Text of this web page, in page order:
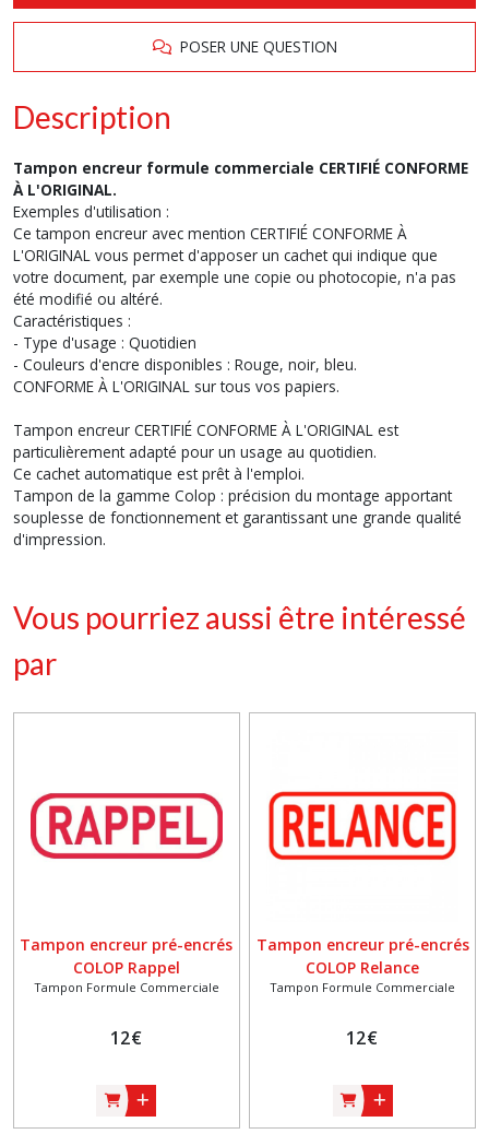
POSER UNE QUESTION
Description
Tampon encreur formule commerciale CERTIFIÉ CONFORME
À L'ORIGINAL.
Exemples d'utilisation :
Ce tampon encreur avec mention CERTIFIÉ CONFORME À
L'ORIGINAL vous permet d'apposer un cachet qui indique que
votre document, par exemple une copie ou photocopie, n'a pas
été modifié ou altéré.
Caractéristiques :
- Type d'usage : Quotidien
- Couleurs d'encre disponibles : Rouge, noir, bleu.
CONFORME À L'ORIGINAL sur tous vos papiers.
Tampon encreur CERTIFIÉ CONFORME À L'ORIGINAL est
particulièrement adapté pour un usage au quotidien.
Ce cachet automatique est prêt à l'emploi.
Tampon de la gamme Colop : précision du montage apportant
souplesse de fonctionnement et garantissant une grande qualité
d'impression.
Vous pourriez aussi être intéressé
par
Tampon encreur pré-encrés
COLOP Rappel
Tampon Formule Commerciale
12€
Tampon encreur pré-encrés
COLOP Relance
Tampon Formule Commerciale
12€